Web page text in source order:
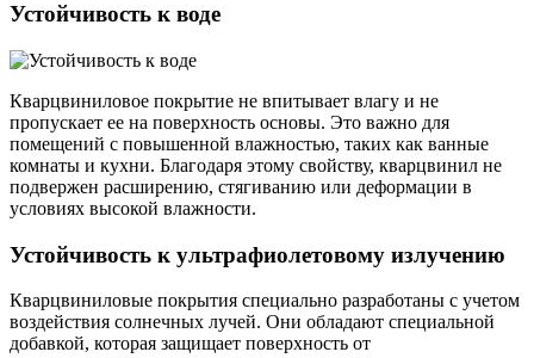
Устойчивость к воде
Кварцвиниловое покрытие не впитывает влагу и не
пропускает ее на поверхность основы. Это важно для
помещений с повышенной влажностью, таких как ванные
комнаты и кухни. Благодаря этому свойству, кварцвинил не
подвержен расширению, стягиванию или деформации в
условиях высокой влажности.
Устойчивость к ультрафиолетовому излучению
Кварцвиниловые покрытия специально разработаны с учетом
воздействия солнечных лучей. Они обладают специальной
добавкой, которая защищает поверхность от